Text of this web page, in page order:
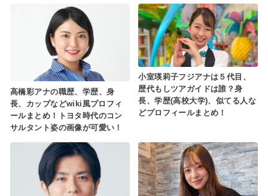
高橋彩アナの職歴、学歴、身
長、カップなどwiki風プロフィ
ールまとめ！トヨタ時代のコン
サルタント姿の画像が可愛い！
小室瑛莉子フジアナは５代目、
歴代もしツアガイドは誰？身
長、学歴(高校大学)、似てる人な
どプロフィールまとめ！